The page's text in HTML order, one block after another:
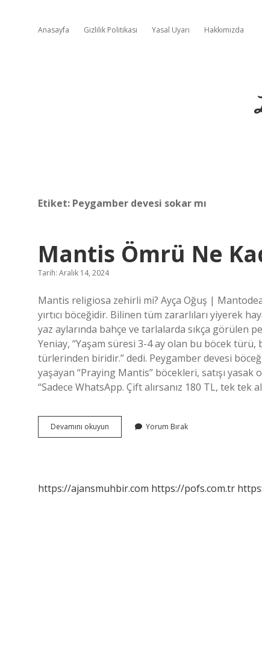
Anasayfa Gizlilik Politikası Yasal Uyarı Hakkımızda
Etiket: Peygamber devesi sokar mı
Mantis Ömrü Ne
Tarih: Aralık 14, 2024
Mantis religiosa zehirli mi? Ayça Oğuş |
yırtıcı böceğidir. Bilinen tüm zararlıları yiyerek
yaz aylarında bahçe ve tarlalarda sıkça görülen
Yeniay, “Yaşam süresi 3-4 ay olan bu böcek
türlerinden biridir.” dedi. Peygamber devesi
yaşayan “Praying Mantis” böcekleri, satışı
“Sadece WhatsApp. Çift alırsanız 180 TL, tek tek
Devamını okuyun
Ömrü
Yorum Bırak
https://ajansmuhbir.com https://pofs.com.tr